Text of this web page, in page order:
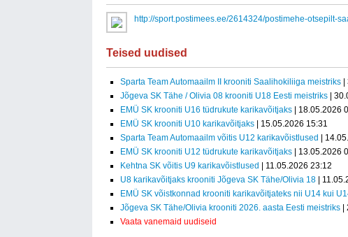
http://sport.postimees.ee/2614324/postimehe-otsepilt-
Teised uudised
Sparta Team Automaailm II krooniti Saalihokiliiga meistriks
Jõgeva SK Tähe / Olivia 08 krooniti U18 Eesti meistriks |
EMÜ SK krooniti U16 tüdrukute karikavõitjaks | 18.05.2026
EMÜ SK krooniti U10 karikavõitjaks | 15.05.2026 15:31
Sparta Team Automaailm võitis U12 karikavõistlused
|
EMÜ SK krooniti U12 tüdrukute karikavõitjaks | 13.05.2026
Kehtna SK võitis U9 karikavõistlused
| 11.05.2026 23:12
U8 karikavõitjaks krooniti Jõgeva SK Tähe/Olivia 18 |
EMÜ SK võistkonnad krooniti karikavõitjateks nii U14 kui
Jõgeva SK Tähe/Olivia krooniti 2026. aasta Eesti meistriks
Vaata vanemaid uudiseid